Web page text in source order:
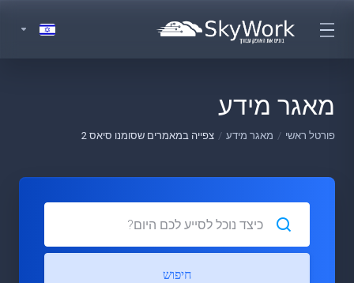
מאגר מידע
פורטל ראשי מאגר מידע צפייה במאמרים שסומנו סיאס 2
חיפוש